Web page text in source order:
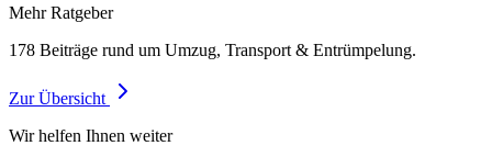
Mehr Ratgeber
178 Beiträge rund um Umzug, Transport & Entrümpelung.
Zur Übersicht
Wir helfen Ihnen weiter